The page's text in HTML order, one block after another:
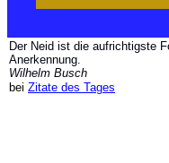
Der Neid ist die aufrichtigste
Anerkennung.
Wilhelm Busch
bei Zitate des Tages